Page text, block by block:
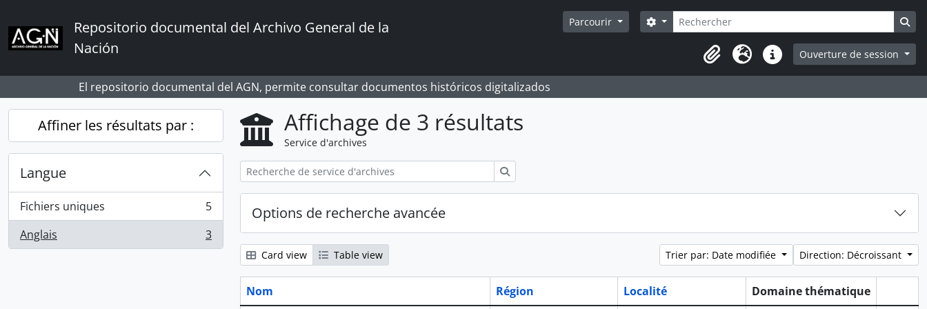
Repositorio documental del Archivo General de la
Nación
Parcourir Rechercher
Search options
Presse-papier
LangueLiens rapidesOuverture de session
El repositorio documental del AGN, permite consultar documentos históricos digitalizados
Affiner les résultats par :
Langue
Fichiers uniques
, 5 résultats
5
Anglais
, 3 résultats 3
Affichage de 3 résultats
Service d'archives
Options de recherche avancée
Card view Table view Trier par: Date modifiée Direction: Décroissant
Nom Région Localité
Domaine thématique